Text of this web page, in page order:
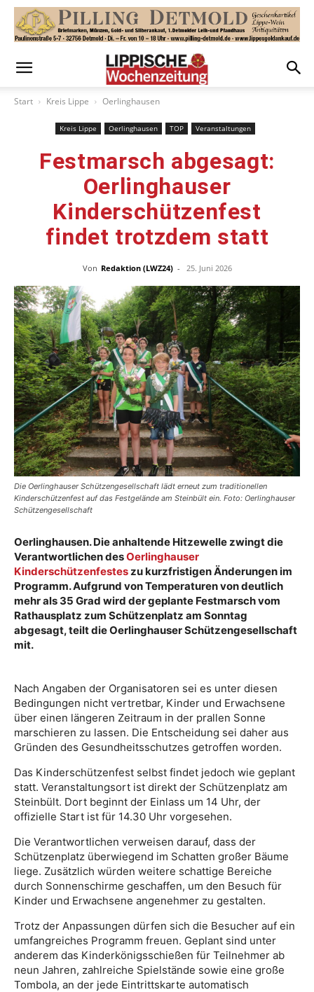
Start Kreis Lippe Oerlinghausen
Kreis Lippe Oerlinghausen TOP Veranstaltungen
Festmarsch abgesagt:
Oerlinghauser
Kinderschützenfest
findet trotzdem statt
Von Redaktion (LWZ24) - 25. Juni 2026
Die Oerlinghauser Schützengesellschaft lädt erneut zum traditionellen
Kinderschützenfest auf das Festgelände am Steinbült ein. Foto: Oerlinghauser
Schützengesellschaft
Oerlinghausen. Die anhaltende Hitzewelle zwingt die
Verantwortlichen desOerlinghauser
Kinderschützenfesteszu kurzfristigen Änderungen im
Programm. Aufgrund von Temperaturen von deutlich
mehr als 35 Grad wird der geplante Festmarsch vom
Rathausplatz zum Schützenplatz am Sonntag
abgesagt, teilt die Oerlinghauser Schützengesellschaft
mit.
Nach Angaben der Organisatoren sei es unter diesen
Bedingungen nicht vertretbar, Kinder und Erwachsene
über einen längeren Zeitraum in der prallen Sonne
marschieren zu lassen. Die Entscheidung sei daher aus
Gründen des Gesundheitsschutzes getroffen worden.
Das Kinderschützenfest selbst findet jedoch wie geplant
statt. Veranstaltungsort ist direkt der Schützenplatz am
Steinbült. Dort beginnt der Einlass um 14 Uhr, der
offizielle Start ist für 14.30 Uhr vorgesehen.
Die Verantwortlichen verweisen darauf, dass der
Schützenplatz überwiegend im Schatten großer Bäume
liege. Zusätzlich würden weitere schattige Bereiche
durch Sonnenschirme geschaffen, um den Besuch für
Kinder und Erwachsene angenehmer zu gestalten.
Trotz der Anpassungen dürfen sich die Besucher auf ein
umfangreiches Programm freuen. Geplant sind unter
anderem das Kinderkönigsschießen für Teilnehmer ab
neun Jahren, zahlreiche Spielstände sowie eine große
Tombola, an der jede Eintrittskarte automatisch